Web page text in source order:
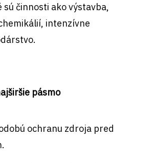
sú činnosti ako výstavba,
intenzívne
pásmo
ochranu zdroja pred